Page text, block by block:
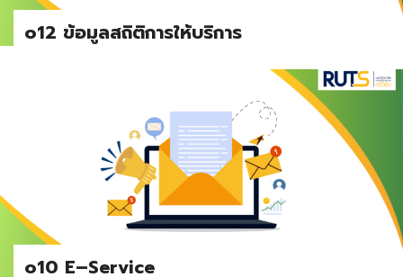
o12 ข้อมูลสถิติการให้บริการ
o10 E–Service